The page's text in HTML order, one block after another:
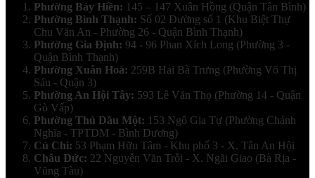
Phường Bảy Hiền: 145 – 147 Xuân Hồng (Quận Tân Bình)
Phường Bình Thạnh: Số 02 Đường số 1 (Khu Biệt Thự
Chu Văn An - Phường 26 - Quận Bình Thạnh)
Phường Gia Định: 94 - 96 Phan Xích Long (Phường 3 -
Quận Bình Thạnh)
Phường Xuân Hoà: 259B Hai Bà Trưng (Phường Võ Thị
Sáu - Quận 3)
Phường An Hội Tây: 593 Lê Văn Thọ (Phường 14 - Quận
Gò Vấp)
Phường Thủ Dầu Một: 153 Ngô Gia Tự (Phường Chánh
Nghĩa - TPTDM - Bình Dương)
Củ Chi: 53 Phạm Hữu Tâm - Khu phố 3 - X. Tân An Hội
Châu Đức: 22 Nguyễn Văn Trỗi - X. Ngãi Giao (Bà Rịa -
Vũng Tàu)